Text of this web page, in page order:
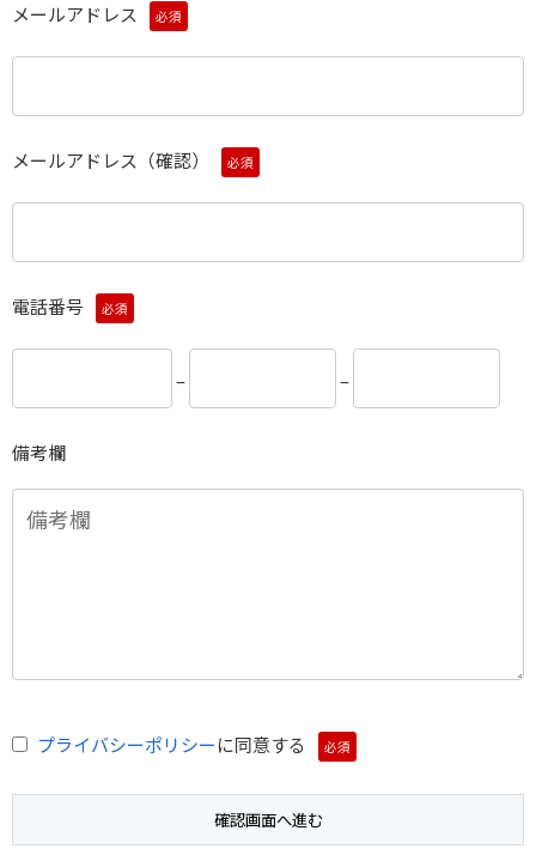
メールアドレス 必須
メールアドレス（確認） 必須
電話番号 必須
– –
備考欄
プライバシーポリシーに同意する 必須